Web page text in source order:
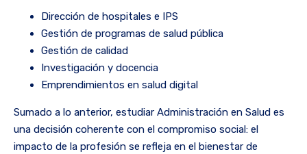
Dirección de hospitales e IPS
Gestión de programas de salud pública
Gestión de calidad
Investigación y docencia
Emprendimientos en salud digital
Sumado a lo anterior, estudiar Administración en Salud es
una decisión coherente con el compromiso social: el
impacto de la profesión se refleja en el bienestar de